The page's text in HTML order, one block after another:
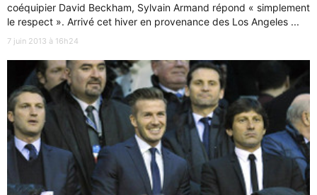
coéquipier David Beckham, Sylvain Armand répond « simplement
le respect ». Arrivé cet hiver en provenance des Los Angeles ...
7 juin 2013 à 16h24